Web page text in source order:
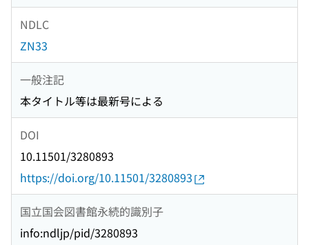
NDLC
ZN33
一般注記
本タイトル等は最新号による
DOI
10.11501/3280893
https://doi.org/10.11501/3280893
国立国会図書館永続的識別子
info:ndljp/pid/3280893